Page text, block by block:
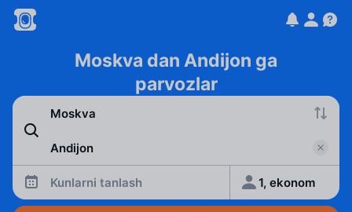
Moskva dan Andijon ga
parvozlar
Kunlarni tanlash 1, ekonom